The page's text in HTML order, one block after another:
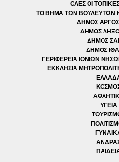
ΟΛΕΣ ΟΙ
ΤΟ ΒΗΜΑ ΤΩΝ ΒΟΥΛΕΥΤΩΝ
ΔΗΜΟΣ
ΔΗΜΟΣ
ΔΗΜΟΣ
ΔΗΜΟΣ
ΠΕΡΙΦΕΡΕΙΑ ΙΟΝΙΩΝ
ΕΚΚΛΗΣΙΑ
ΥΓΕΙΑ